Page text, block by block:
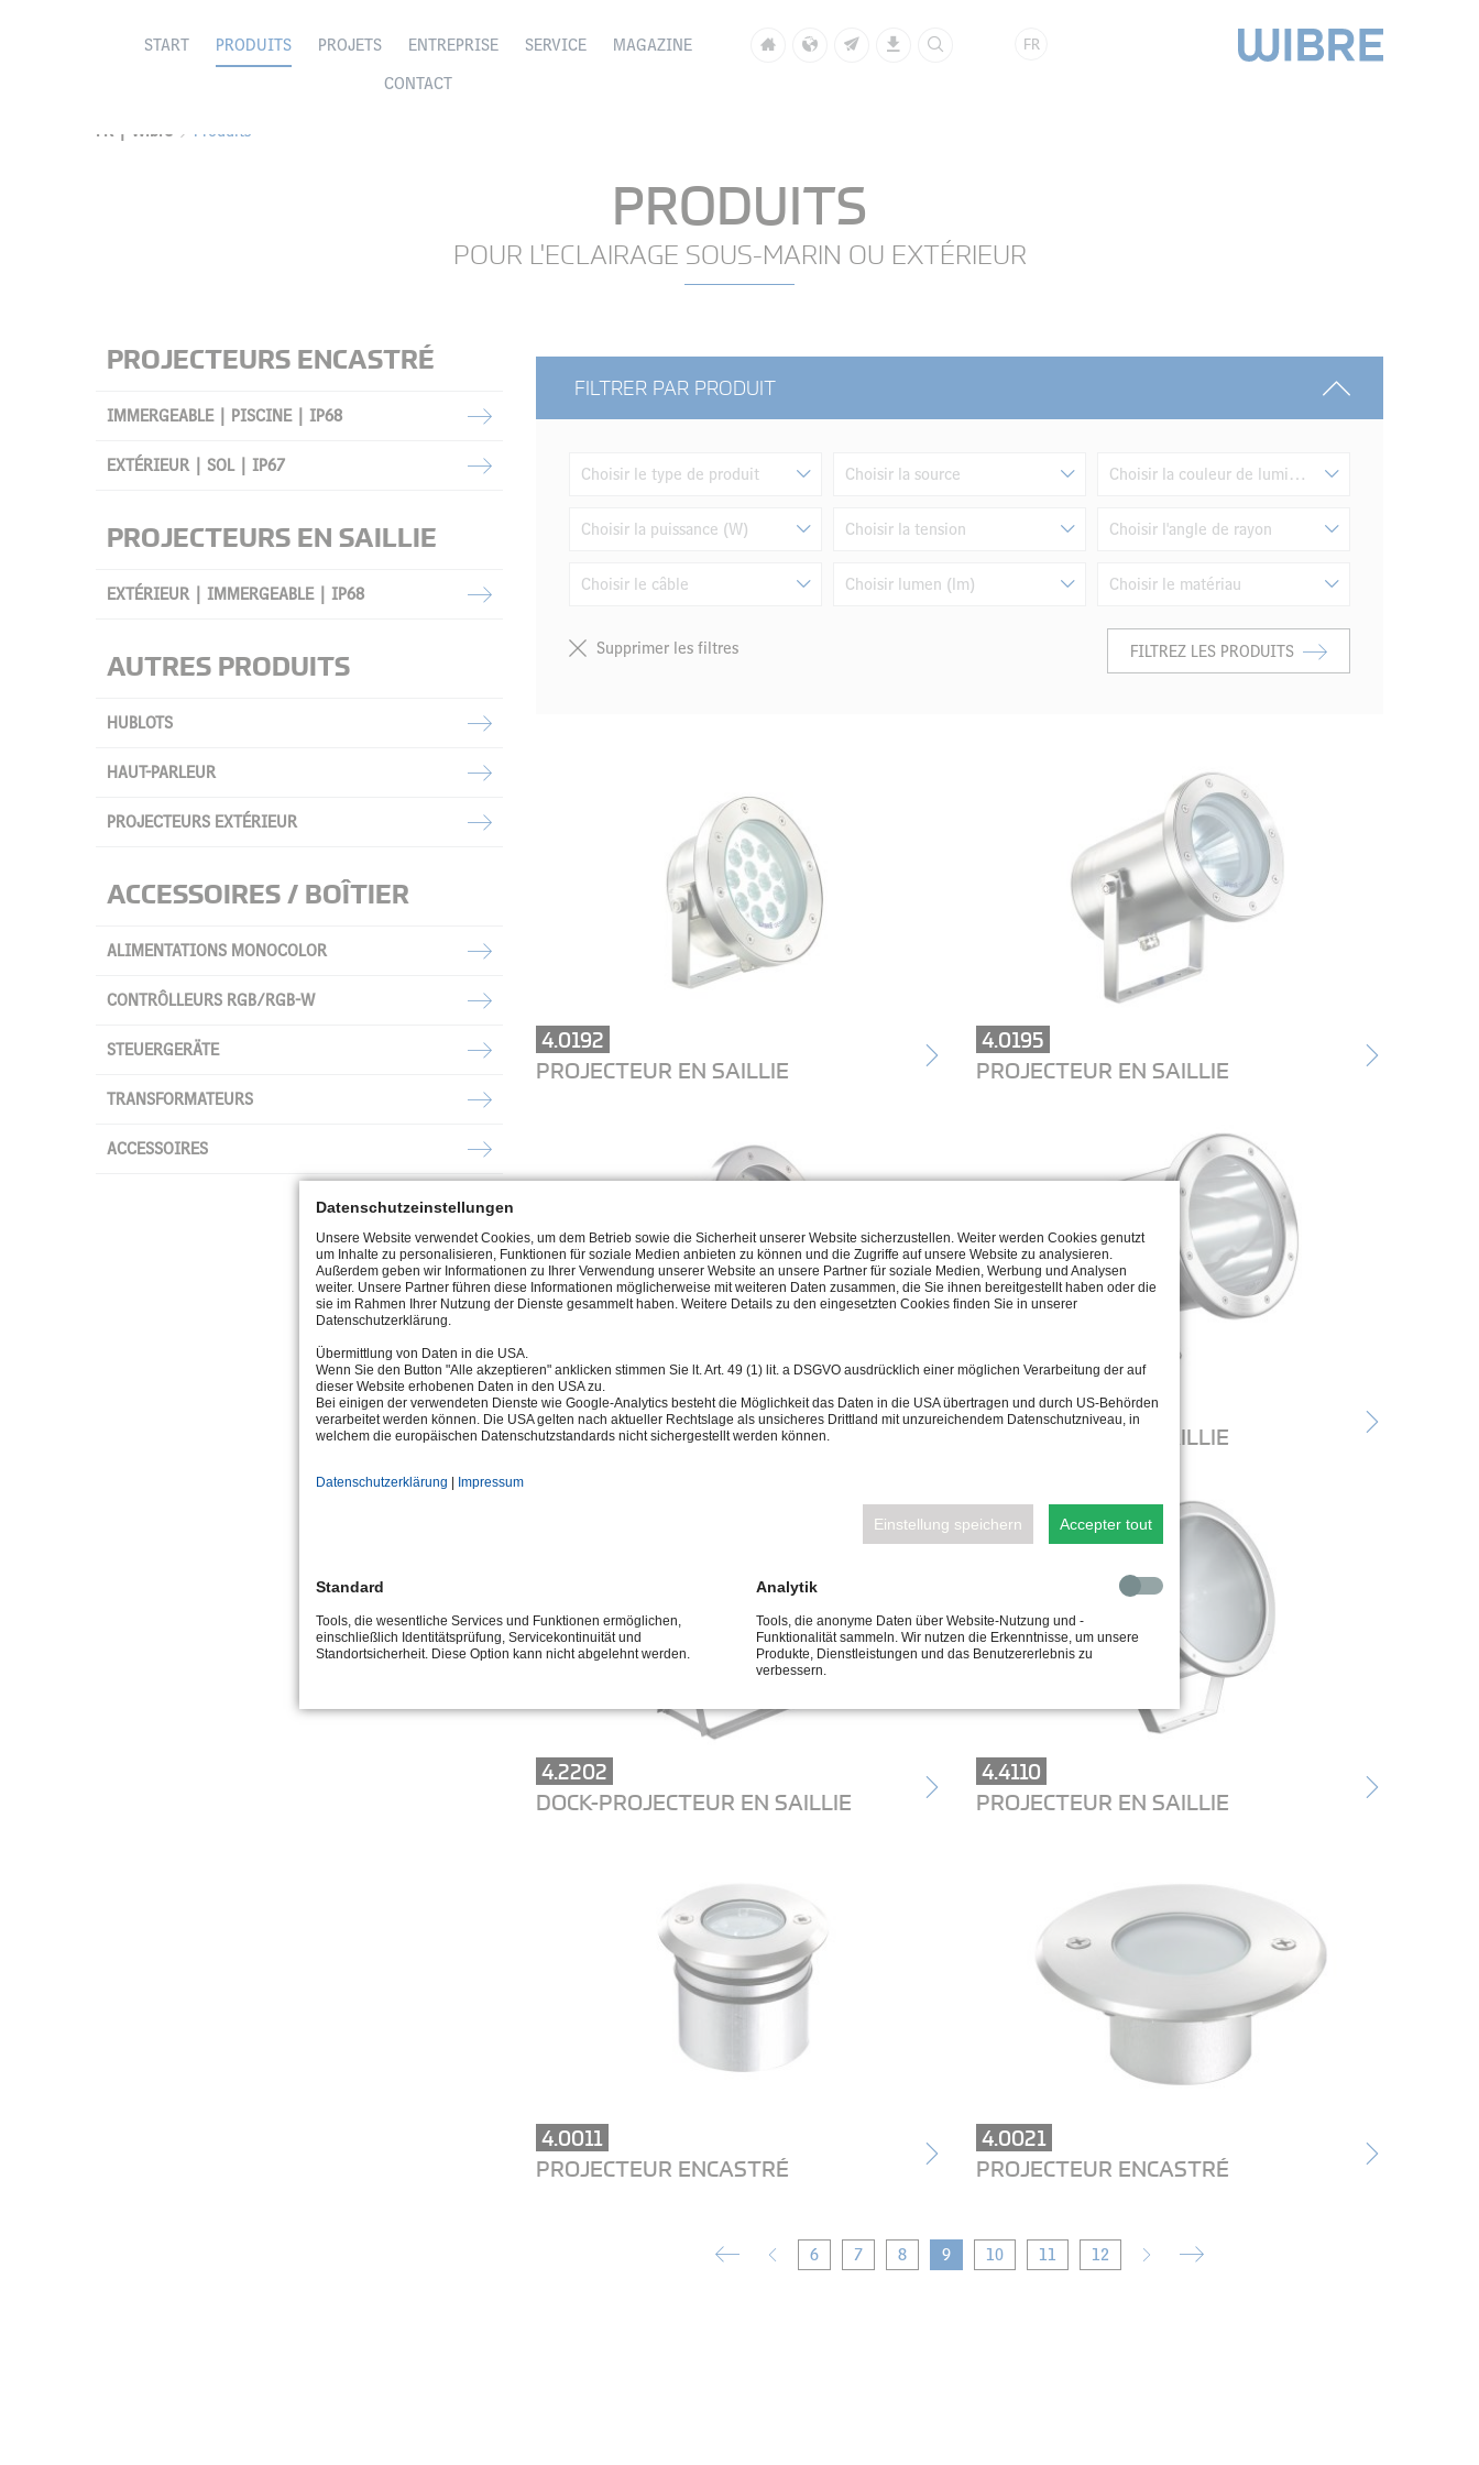
START PRODUITS PROJETS ENTREPRISE SERVICE
MAGAZINE
CONTACT
FR
FR | Wibre Produits
PRODUITS
POUR L'ECLAIRAGE SOUS-MARIN OU EXTÉRIEUR
PROJECTEURS ENCASTRÉ
IMMERGEABLE | PISCINE | IP68
EXTÉRIEUR | SOL | IP67
PROJECTEURS EN SAILLIE
EXTÉRIEUR | IMMERGEABLE | IP68
AUTRES PRODUITS
HUBLOTS
HAUT-PARLEUR
PROJECTEURS EXTÉRIEUR
ACCESSOIRES / BOÎTIER
ALIMENTATIONS MONOCOLOR
CONTRÔLLEURS RGB/RGB-W
STEUERGERÄTE
TRANSFORMATEURS
ACCESSOIRES
FILTRER PAR PRODUIT
Choisir le type de produit Choisir la source Choisir la couleur de lumière
Choisir la puissance (W) Choisir la tension Choisir l'angle de rayon
Choisir le câble Choisir lumen (lm) Choisir le matériau
Supprimer les filtres
4.0192
PROJECTEUR EN SAILLIE
4.0195
PROJECTEUR EN SAILLIE
4.0365
PROJECTEUR EN SAILLIE
4.0095
PROJECTEUR EN SAILLIE
4.2202
DOCK-PROJECTEUR EN SAILLIE
4.4110
PROJECTEUR EN SAILLIE
4.0011
PROJECTEUR ENCASTRÉ
4.0021
PROJECTEUR ENCASTRÉ
6 7 8 9 10 11 12
Datenschutzeinstellungen
Unsere Website verwendet Cookies, um dem Betrieb sowie die Sicherheit unserer Website sicherzustellen. Weiter werden Cookies genutzt
um Inhalte zu personalisieren, Funktionen für soziale Medien anbieten zu können und die Zugriffe auf unsere Website zu analysieren.
Außerdem geben wir Informationen zu Ihrer Verwendung unserer Website an unsere Partner für soziale Medien, Werbung und Analysen
weiter. Unsere Partner führen diese Informationen möglicherweise mit weiteren Daten zusammen, die Sie ihnen bereitgestellt haben oder die
sie im Rahmen Ihrer Nutzung der Dienste gesammelt haben. Weitere Details zu den eingesetzten Cookies finden Sie in unserer
Datenschutzerklärung.
Übermittlung von Daten in die USA.
Wenn Sie den Button "Alle akzeptieren" anklicken stimmen Sie lt. Art. 49 (1) lit. a DSGVO ausdrücklich einer möglichen Verarbeitung der auf
dieser Website erhobenen Daten in den USA zu.
Bei einigen der verwendeten Dienste wie Google-Analytics besteht die Möglichkeit das Daten in die USA übertragen und durch US-Behörden
verarbeitet werden können. Die USA gelten nach aktueller Rechtslage als unsicheres Drittland mit unzureichendem Datenschutzniveau, in
welchem die europäischen Datenschutzstandards nicht sichergestellt werden können.
Datenschutzerklärung Impressum
Einstellung speichern Accepter tout
Standard
Tools, die wesentliche Services und Funktionen ermöglichen,
einschließlich Identitätsprüfung, Servicekontinuität und
Standortsicherheit. Diese Option kann nicht abgelehnt werden.
Analytik
Tools, die anonyme Daten über Website-Nutzung und -
Funktionalität sammeln. Wir nutzen die Erkenntnisse, um unsere
Produkte, Dienstleistungen und das Benutzererlebnis zu
verbessern.